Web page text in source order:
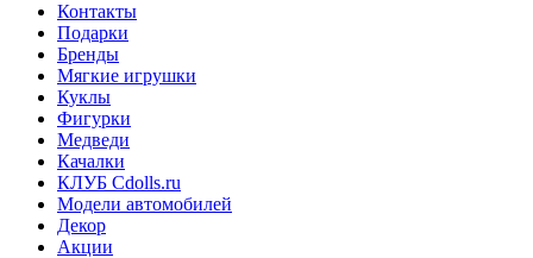
Контакты
Подарки
Бренды
Мягкие игрушки
Куклы
Фигурки
Медведи
Качалки
КЛУБ Cdolls.ru
Модели автомобилей
Декор
Акции